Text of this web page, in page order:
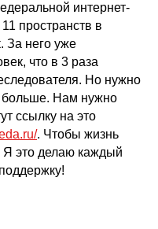
интернет-
пространств в
За него уже
что в 3 раза
Но нужно
больше. Нам нужно
ссылку на это
. Чтобы жизнь
Я это делаю каждый